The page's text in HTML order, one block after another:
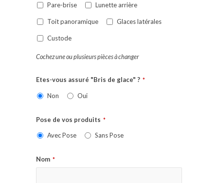
Pare-brise Lunette arrière
Toit panoramique Glaces latérales
Custode
Cochez une ou plusieurs pièces à changer
Etes-vous assuré "Bris de glace" ? *
Non Oui
Pose de vos produits *
Avec Pose Sans Pose
Nom *